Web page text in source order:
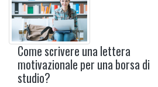
Come scrivere una lettera
motivazionale per una borsa di
studio?